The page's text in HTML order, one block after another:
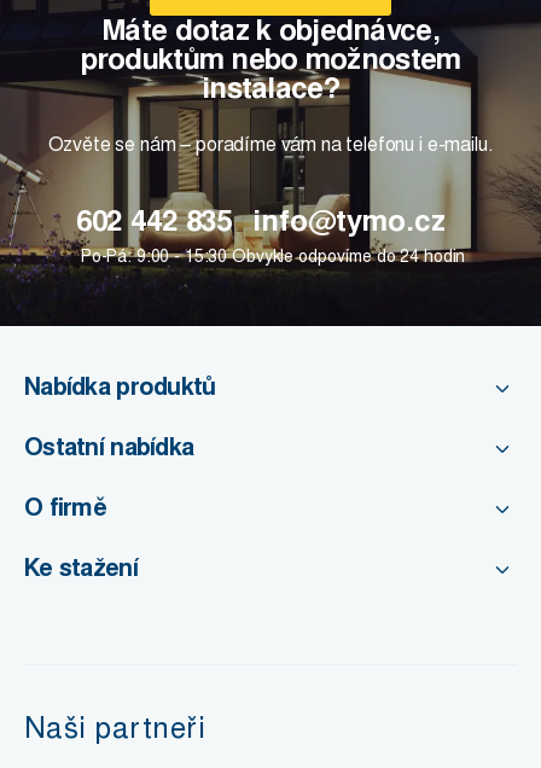
Máte dotaz k objednávce,
produktům nebo možnostem
instalace?
Ozvěte se nám – poradíme vám na telefonu i e-mailu.
602 442 835
Po-Pá: 9:00 - 15:30
info@tymo.cz
Obvykle odpovíme do 24 hodin
Nabídka produktů
Ostatní nabídka
O firmě
Ke stažení
Naši partneři